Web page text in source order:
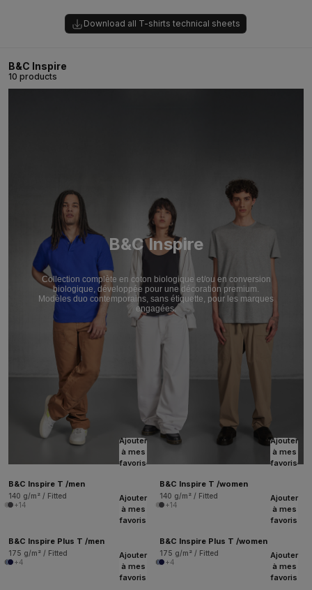
Download all T-shirts technical sheets
B&C Inspire
10 products
B&C Inspire
Collection complète en coton biologique et/ou en conversion
biologique, développée pour une décoration premium.
Modèles duo contemporains, sans étiquette, pour les marques
engagées.
Ajouter
à mes
favoris
B&C Inspire T /men
140 g/m² / Fitted
+14
Ajouter
à mes
favoris
B&C Inspire T /women
140 g/m² / Fitted
+14
Ajouter
à mes
favoris
B&C Inspire Plus T /men
175 g/m² / Fitted
+4
Ajouter
à mes
favoris
B&C Inspire Plus T /women
175 g/m² / Fitted
+4
Ajouter
à mes
favoris
Ajouter
à mes
favoris